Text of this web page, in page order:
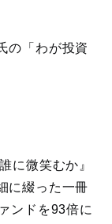
の「わが投資
に微笑むか』
に綴った一冊
ンドを93倍に